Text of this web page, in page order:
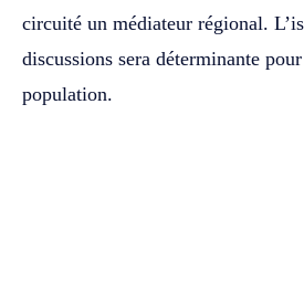
circuité un médiateur régional.
discussions sera déterminante
population.